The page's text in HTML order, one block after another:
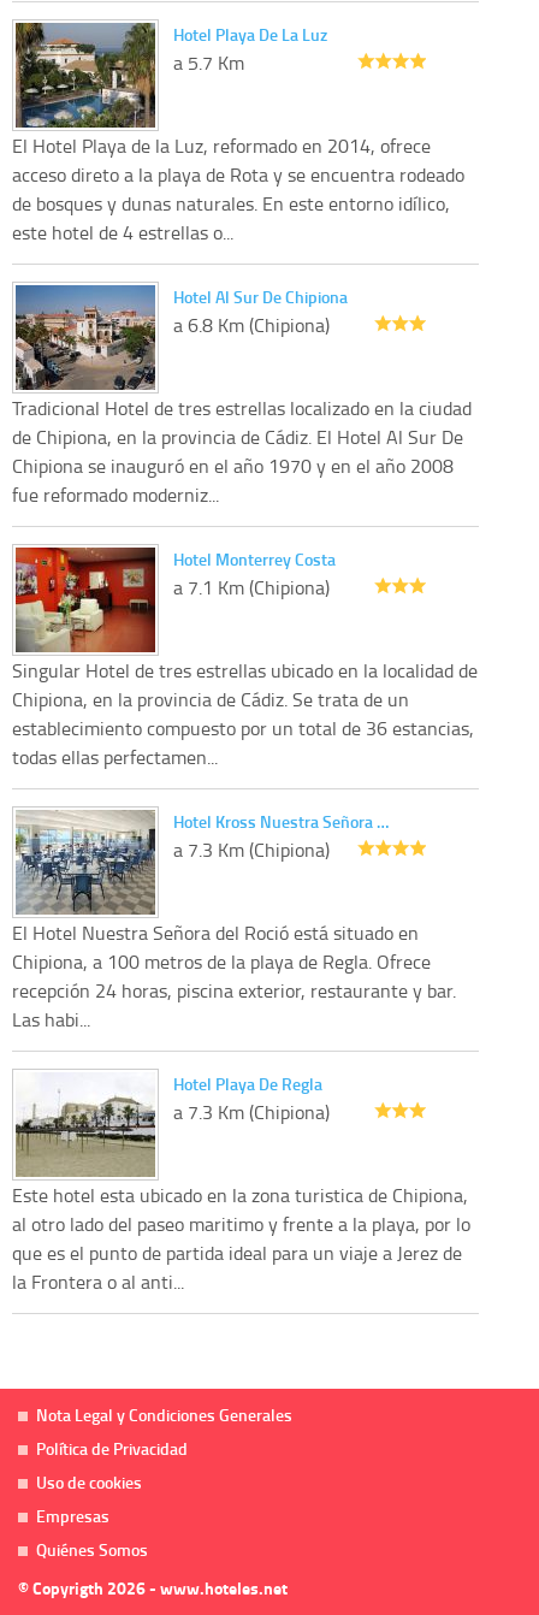
Hotel Playa De La Luz
a 5.7 Km
El Hotel Playa de la Luz, reformado en 2014, ofrece
acceso direto a la playa de Rota y se encuentra rodeado
de bosques y dunas naturales. En este entorno idílico,
este hotel de 4 estrellas o...
Hotel Al Sur De Chipiona
a 6.8 Km (Chipiona)
Tradicional Hotel de tres estrellas localizado en la ciudad
de Chipiona, en la provincia de Cádiz. El Hotel Al Sur De
Chipiona se inauguró en el año 1970 y en el año 2008
fue reformado moderniz...
Hotel Monterrey Costa
a 7.1 Km (Chipiona)
Singular Hotel de tres estrellas ubicado en la localidad de
Chipiona, en la provincia de Cádiz. Se trata de un
establecimiento compuesto por un total de 36 estancias,
todas ellas perfectamen...
Hotel Kross Nuestra Señora …
a 7.3 Km (Chipiona)
El Hotel Nuestra Señora del Roció está situado en
Chipiona, a 100 metros de la playa de Regla. Ofrece
recepción 24 horas, piscina exterior, restaurante y bar.
Las habi...
Hotel Playa De Regla
a 7.3 Km (Chipiona)
Este hotel esta ubicado en la zona turistica de Chipiona,
al otro lado del paseo maritimo y frente a la playa, por lo
que es el punto de partida ideal para un viaje a Jerez de
la Frontera o al anti...
Nota Legal y Condiciones Generales
Política de Privacidad
Uso de cookies
Empresas
Quiénes Somos
© Copyrigth 2026 - www.hoteles.net